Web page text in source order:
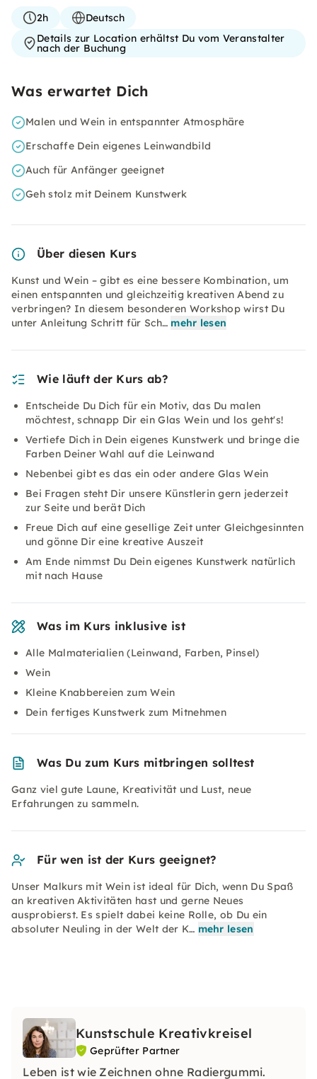
2h
Deutsch
Details zur Location erhältst Du vom Veranstalter
nach der Buchung
Was erwartet Dich
Malen und Wein in entspannter Atmosphäre
Erschaffe Dein eigenes Leinwandbild
Auch für Anfänger geeignet
Geh stolz mit Deinem Kunstwerk
Über diesen Kurs
Kunst und Wein – gibt es eine bessere Kombination, um
einen entspannten und gleichzeitig kreativen Abend zu
verbringen? In diesem besonderen Workshop wirst Du
unter Anleitung Schritt für Sch… mehr lesen
Wie läuft der Kurs ab?
Entscheide Du Dich für ein Motiv, das Du malen
möchtest, schnapp Dir ein Glas Wein und los geht's!
Vertiefe Dich in Dein eigenes Kunstwerk und bringe die
Farben Deiner Wahl auf die Leinwand
Nebenbei gibt es das ein oder andere Glas Wein
Bei Fragen steht Dir unsere Künstlerin gern jederzeit
zur Seite und berät Dich
Freue Dich auf eine gesellige Zeit unter Gleichgesinnten
und gönne Dir eine kreative Auszeit
Am Ende nimmst Du Dein eigenes Kunstwerk natürlich
mit nach Hause
Was im Kurs inklusive ist
Alle Malmaterialien (Leinwand, Farben, Pinsel)
Wein
Kleine Knabbereien zum Wein
Dein fertiges Kunstwerk zum Mitnehmen
Was Du zum Kurs mitbringen solltest
Ganz viel gute Laune, Kreativität und Lust, neue
Erfahrungen zu sammeln.
Für wen ist der Kurs geeignet?
Unser Malkurs mit Wein ist ideal für Dich, wenn Du Spaß
an kreativen Aktivitäten hast und gerne Neues
ausprobierst. Es spielt dabei keine Rolle, ob Du ein
absoluter Neuling in der Welt der K… mehr lesen
Kunstschule Kreativkreisel
Geprüfter Partner
Leben ist wie Zeichnen ohne Radiergummi.